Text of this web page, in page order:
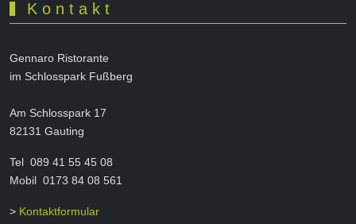
K o n t a k t
Gennaro Ristorante
im Schlosspark Fußberg
Am Schlosspark 17
82131 Gauting
Tel 089 41 55 45 08
Mobil 0173 84 08 561
> Kontaktformular